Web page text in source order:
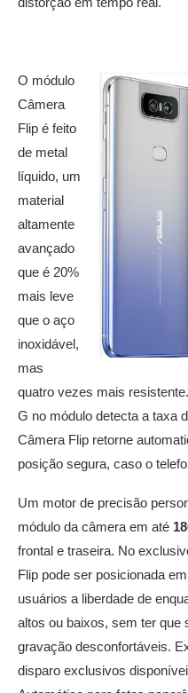
O módulo
Câmera
Flip é feito
de metal
líquido, um
material
altamente
avançado
que é 20%
mais leve
que o aço
inoxidável,
mas
quatro vezes mais
G no módulo detecta a taxa
Câmera Flip retorne
posição segura, caso o
Um motor de precisão
módulo da câmera em até
frontal e traseira. No
Flip pode ser posicionada
usuários a liberdade de
altos ou baixos, sem ter que
gravação desconfortáveis.
disparo exclusivos